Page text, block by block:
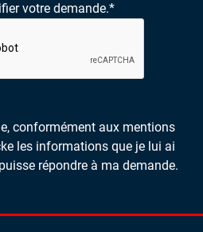
votre demande.*
conformément aux mentions
les informations que je lui ai
répondre à ma demande.